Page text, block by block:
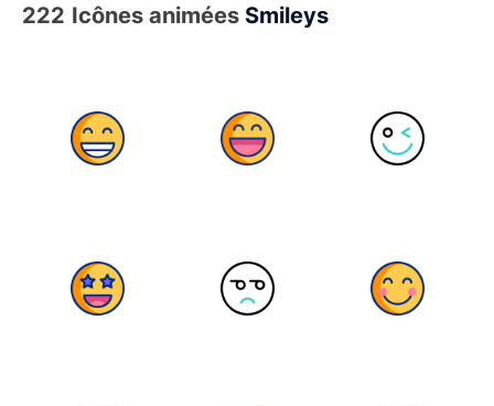
222 Icônes animées Smileys